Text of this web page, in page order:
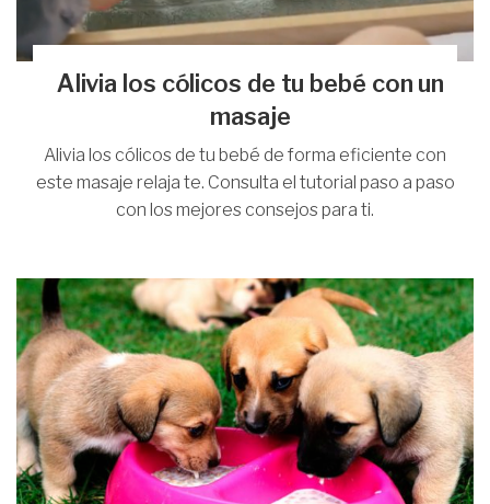
Alivia los cólicos de tu bebé con un
masaje
Alivia los cólicos de tu bebé de forma eficiente con
este masaje relaja te. Consulta el tutorial paso a paso
con los mejores consejos para ti.